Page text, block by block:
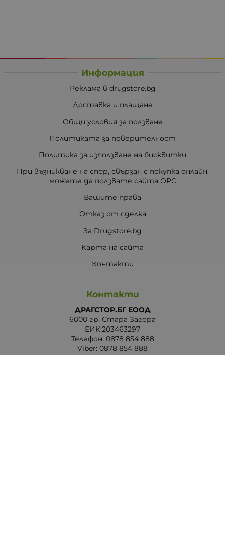
Информация
Реклама в drugstore.bg
Доставка и плащане
Общи условия за ползване
Политиката за поверителност
Политика за използване на бисквитки
При възникване на спор, свързан с покупка онлайн,
можете да ползвате сайта ОРС
Вашите права
Отказ от сделка
За Drugstore.bg
Карта на сайта
Контакти
Контакти
ДРАГСТОР.БГ ЕООД
6000 гр. Стара Загора
ЕИК:203463297
Телефон: 0878 854 888
Viber: 0878 854 888